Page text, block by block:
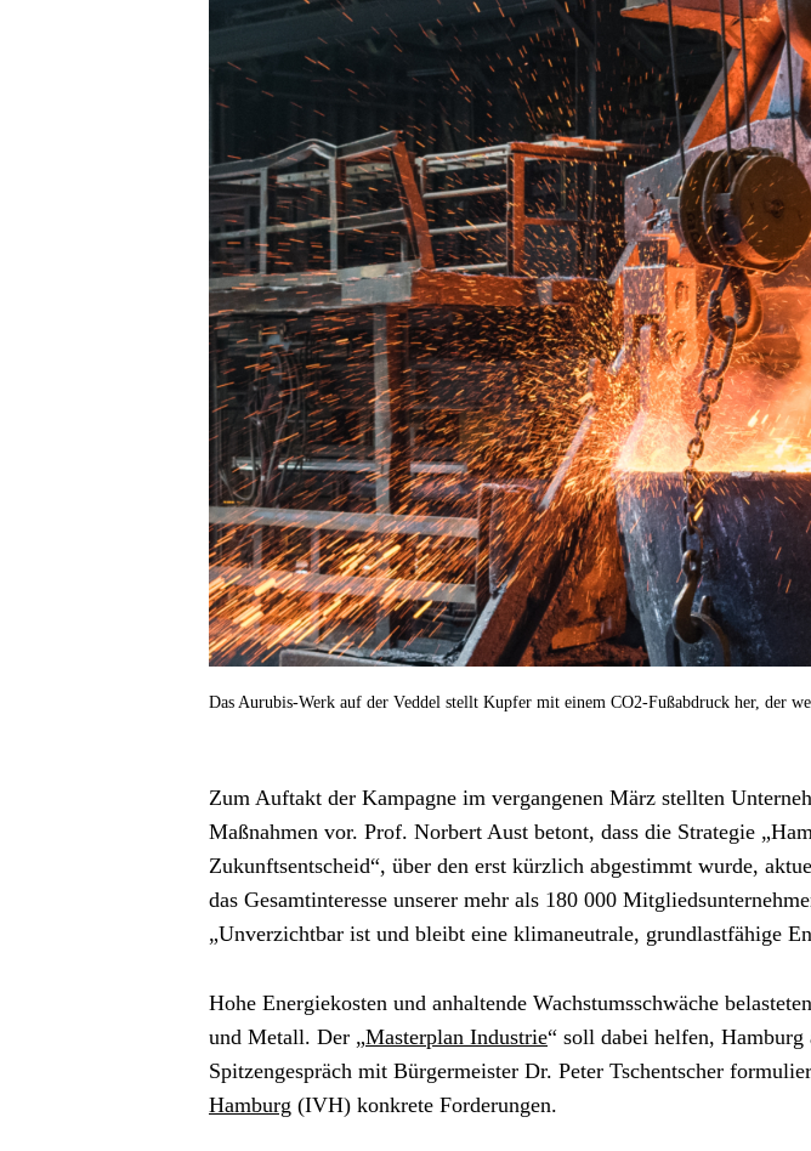
Das Aurubis-Werk auf der Veddel stellt Kupfer mit einem CO2-Fußabdruck her, der
Zum Auftakt der Kampagne im vergangenen März stellten
Maßnahmen vor. Prof. Norbert Aust betont, dass die Strategie
Zukunftsentscheid“, über den erst kürzlich abgestimmt wurde,
das Gesamtinteresse unserer mehr als 180 000
„Unverzichtbar ist und bleibt eine klimaneutrale, grundlastfähige
Hohe Energiekosten und anhaltende Wachstumsschwäche
und Metall. Der „Masterplan Industrie“ soll dabei helfen, Hamburg
Spitzengespräch mit Bürgermeister Dr. Peter Tschentscher
Hamburg (IVH) konkrete Forderungen.